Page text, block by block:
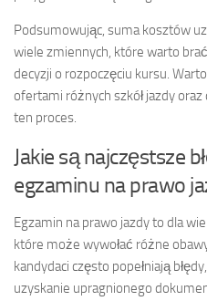
Podsumowując, suma kosztów
wiele zmiennych, które warto
decyzji o rozpoczęciu kursu.
ofertami różnych szkół jazdy
ten proces.
Jakie są najczęstsze
egzaminu na prawo
Egzamin na prawo jazdy to dla
które może wywołać różne
kandydaci często popełniają
uzyskanie upragnionego